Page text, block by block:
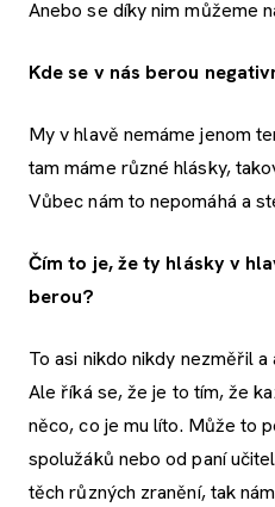
Anebo se díky nim můžeme
Kde se v nás berou
My v hlavě nemáme jenom
tam máme různé hlásky,
Vůbec nám to nepomáhá a
Čím to je, že ty hlásky v
berou?
To asi nikdo nikdy nezměřil
Ale říká se, že je to tím, že
něco, co je mu líto. Může to
spolužáků nebo od paní
těch různých zranění, tak